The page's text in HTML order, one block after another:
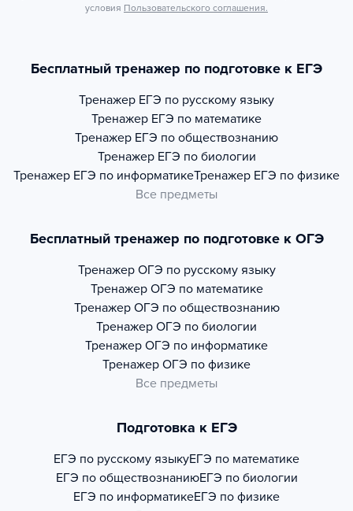
условия Пользовательского соглашения.
Бесплатный тренажер по подготовке к ЕГЭ
Тренажер ЕГЭ по русскому языку
Тренажер ЕГЭ по математике
Тренажер ЕГЭ по обществознанию
Тренажер ЕГЭ по биологии
Тренажер ЕГЭ по информатикеТренажер ЕГЭ по физике
Все предметы
Бесплатный тренажер по подготовке к ОГЭ
Тренажер ОГЭ по русскому языку
Тренажер ОГЭ по математике
Тренажер ОГЭ по обществознанию
Тренажер ОГЭ по биологии
Тренажер ОГЭ по информатике
Тренажер ОГЭ по физике
Все предметы
Подготовка к ЕГЭ
ЕГЭ по русскому языкуЕГЭ по математике
ЕГЭ по обществознаниюЕГЭ по биологии
ЕГЭ по информатикеЕГЭ по физике